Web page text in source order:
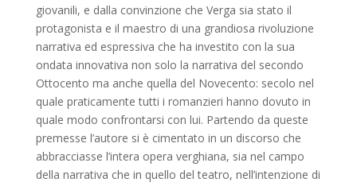
giovanili, e dalla convinzione che Verga sia stato il
protagonista e il maestro di una grandiosa rivoluzione
narrativa ed espressiva che ha investito con la sua
ondata innovativa non solo la narrativa del secondo
Ottocento ma anche quella del Novecento: secolo nel
quale praticamente tutti i romanzieri hanno dovuto in
quale modo confrontarsi con lui. Partendo da queste
premesse l’autore si è cimentato in un discorso che
abbracciasse l’intera opera verghiana, sia nel campo
della narrativa che in quello del teatro, nell’intenzione di